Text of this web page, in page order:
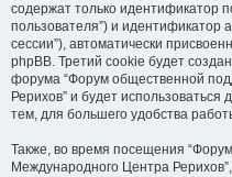
содержат только идентификатор
пользователя”) и идентификатор
сессии”), автоматически
phpBB. Третий cookie будет
форума “Форум общественной
Рерихов” и будет
тем, для большего удобства
Также, во время посещения
Международного Центра